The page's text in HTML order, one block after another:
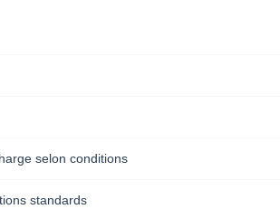
selon conditions
standards